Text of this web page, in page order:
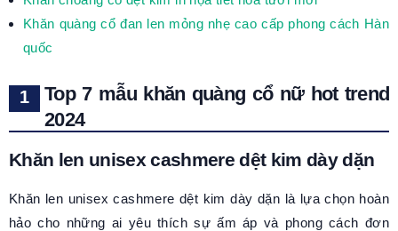
Khăn quàng cổ đan len mỏng nhẹ cao cấp phong cách Hàn
quốc
Top 7 mẫu khăn quàng cổ nữ hot trend
2024
Khăn len unisex cashmere dệt kim dày dặn
Khăn len unisex cashmere dệt kim dày dặn là lựa chọn hoàn
hảo cho những ai yêu thích sự ấm áp và phong cách đơn